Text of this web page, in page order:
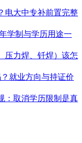
电大中专补前置完整
学制与学历用途一
压力焊、钎焊）该怎
就业方向与持证价
：取消学历限制是真